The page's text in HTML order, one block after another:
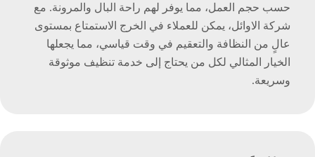
حسب حجم العمل، مما يوفر لهم راحة البال والمرونة. مع
شركة الاوائل، يمكن للعملاء في الخرج الاستمتاع بمستوى
عالٍ من النظافة والتعقيم في وقت قياسي، مما يجعلها
الخيار المثالي لكل من يحتاج إلى خدمة تنظيف موثوقة
وسريعة.